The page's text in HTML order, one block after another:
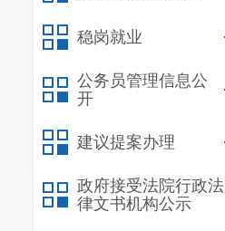
稳岗就业
公务员管理信息公
开
建议提案办理
政府接受法院行政法
律文书机构公示